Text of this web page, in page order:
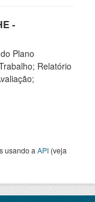
-
Plano
Relatório
usando a API (veja